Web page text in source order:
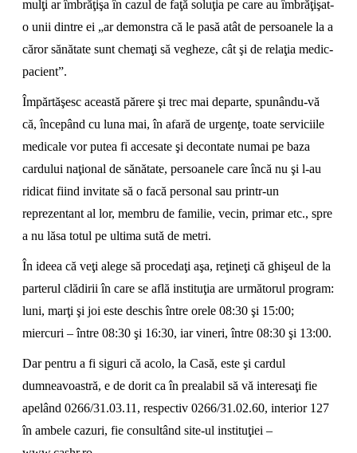
mulţi ar îmbrăţişa în cazul de faţă soluţia pe care au îmbrăţişat-
o unii dintre ei „ar demonstra că le pasă atât de persoanele la a
căror sănătate sunt chemaţi să vegheze, cât şi de relaţia medic-
pacient”.
Împărtăşesc această părere şi trec mai departe, spunându-vă
că, începând cu luna mai, în afară de urgenţe, toate serviciile
medicale vor putea fi accesate şi decontate numai pe baza
cardului naţional de sănătate, persoanele care încă nu şi l-au
ridicat fiind invitate să o facă personal sau printr-un
reprezentant al lor, membru de familie, vecin, primar etc., spre
a nu lăsa totul pe ultima sută de metri.
În ideea că veţi alege să procedaţi aşa, reţineţi că ghişeul de la
parterul clădirii în care se află instituţia are următorul program:
luni, marţi şi joi este deschis între orele 08:30 şi 15:00;
miercuri – între 08:30 şi 16:30, iar vineri, între 08:30 şi 13:00.
Dar pentru a fi siguri că acolo, la Casă, este şi cardul
dumneavoastră, e de dorit ca în prealabil să vă interesaţi fie
apelând 0266/31.03.11, respectiv 0266/31.02.60, interior 127
în ambele cazuri, fie consultând site-ul instituţiei –